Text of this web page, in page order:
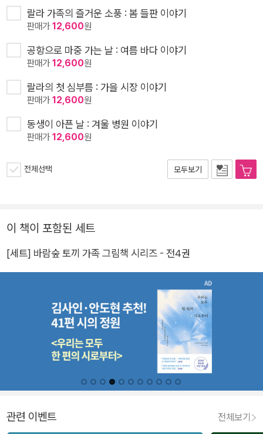
랄라 가족의 즐거운 소풍 : 봄 들판 이야기
판매가12,600원
공항으로 마중 가는 날 : 여름 바다 이야기
판매가12,600원
랄라의 첫 심부름 : 가을 시장 이야기
판매가12,600원
동생이 아픈 날 : 겨울 병원 이야기
판매가12,600원
전체선택 모두보기
이 책이 포함된 세트
[세트] 바람숲 토끼 가족 그림책 시리즈 - 전4권
관련 이벤트 전체보기